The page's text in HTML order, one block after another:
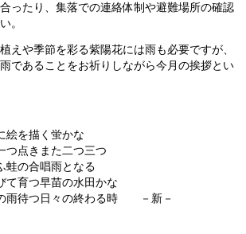
ったり、集落での連絡体制や避難場所の確認
。
えや季節を彩る紫陽花には雨も必要ですが、
であることをお祈りしながら今月の挨拶とい
描く蛍かな
また二つ三つ
唱雨となる
早苗の水田かな
日々の終わる時 －新－